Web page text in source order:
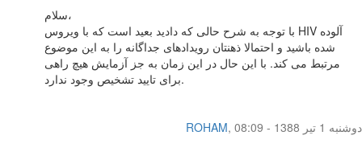
سلام،
با توجه به شرح حالی که دادید بعید است که با ویروس HIV آلوده
شده باشید و احتمالا ذهنتان رویدادهای جداگانه را به این موضوع
مرتبط می کند. با این حال در این زمان به جز آزمایش هیچ راهی
برای تایید تشخیص وجود ندارد.
ROHAM,
دوشنبه 1 تیر 1388 - 08:09